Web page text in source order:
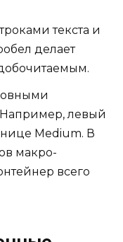
текста и
делает
левый
Medium. В
макро-
всего